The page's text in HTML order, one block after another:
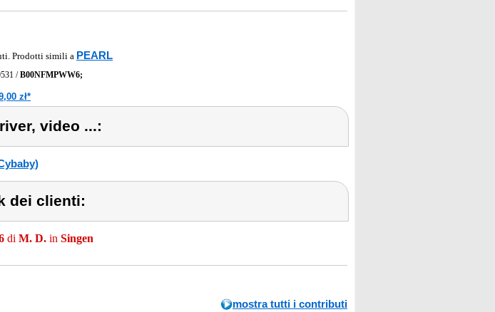
Prodotti simili a PEARL
/B00NFMPWW6;
zł*
video ...:
dei clienti:
di M. D. in Singen
mostra tutti i contributi